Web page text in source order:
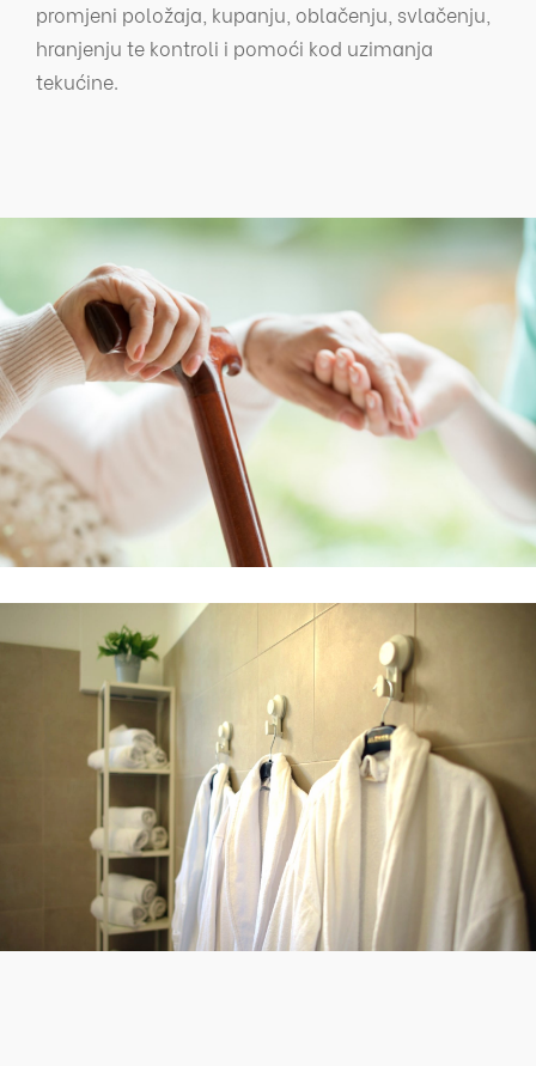
promjeni položaja, kupanju, oblačenju, svlačenju,
hranjenju te kontroli i pomoći kod uzimanja
tekućine.